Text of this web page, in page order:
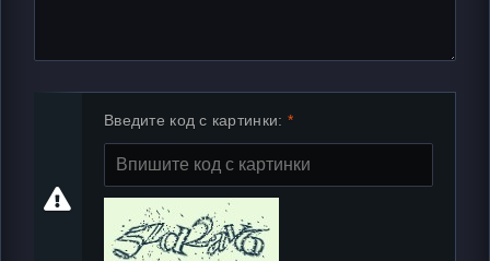
Введите код с картинки: